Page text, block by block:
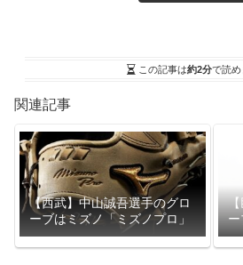
この記事は約2分で読め
関連記事
【西武】中山誠吾選手のグロ
ーブはミズノ「ミズノプロ」
【
ー
リ